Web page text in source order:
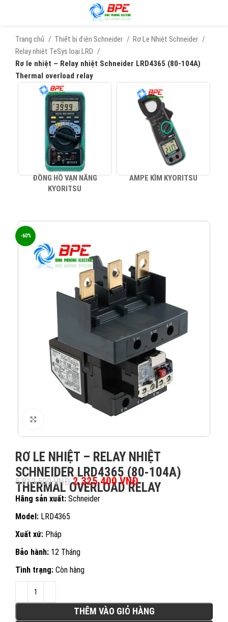
Trang chủ Thiết bị điện Schneider
Rơ Le Nhiệt Schneider
Relay nhiệt TeSys loại LRD
Rơ le nhiệt – Relay nhiệt Schneider LRD4365 (80-104A)
Thermal overload relay
ĐỒNG HỒ VẠN NĂNG
KYORITSU
AMPE KÌM KYORITSU
-60%
RƠ LE NHIỆT – RELAY NHIỆT
SCHNEIDER LRD4365 (80-104A)
THERMAL OVERLOAD RELAY
5.813.500VNĐ Giá gốc là: 5.813.500 VNĐ.
2.325.400VNĐGiá hiện tại là:
2.325.400 VNĐ.
Hãng sản xuất: Schneider
Model: LRD4365
Xuất xứ: Pháp
Bảo hành: 12 Tháng
Tình trạng: Còn hàng
THÊM VÀO GIỎ HÀNG